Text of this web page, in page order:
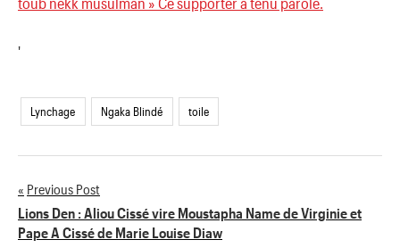
'
Lynchage Ngaka Blindé toile
Navigation
Previous Post
Lions Den : Aliou Cissé vire Moustapha Name de Virginie et
Pape A Cissé de Marie Louise Diaw